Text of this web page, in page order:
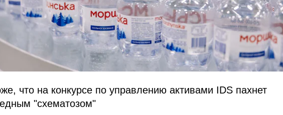
что на конкурсе по управлению активами IDS пахнет
"схематозом"